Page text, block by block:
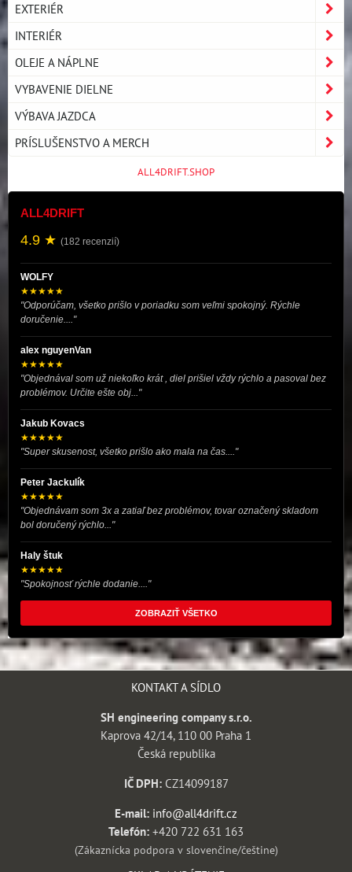
EXTERIÉR
INTERIÉR
OLEJE A NÁPLNE
VYBAVENIE DIELNE
VÝBAVA JAZDCA
PRÍSLUŠENSTVO A MERCH
ALL4DRIFT.SHOP
ALL4DRIFT
4.9 ★ (182 recenzií)
WOLFY
★★★★★
"Odporúčam, všetko prišlo v poriadku som veľmi spokojný. Rýchle
doručenie...."
alex nguyenVan
★★★★★
"Objednával som už niekoľko krát , diel prišiel vždy rýchlo a pasoval bez
problémov. Určite ešte obj..."
Jakub Kovacs
★★★★★
"Super skusenost, všetko prišlo ako mala na čas...."
Peter Jackulík
★★★★★
"Objednávam som 3x a zatiaľ bez problémov, tovar označený skladom
bol doručený rýchlo..."
Haly štuk
★★★★★
"Spokojnosť rýchle dodanie...."
ZOBRAZIŤ VŠETKO
KONTAKT A SÍDLO
SH engineering company s.r.o.
Kaprova 42/14, 110 00 Praha 1
Česká republika
IČ DPH:CZ14099187
E-mail: info@all4drift.cz
Telefón: +420 722 631 163
(Zákaznícka podpora v slovenčine/češtine)